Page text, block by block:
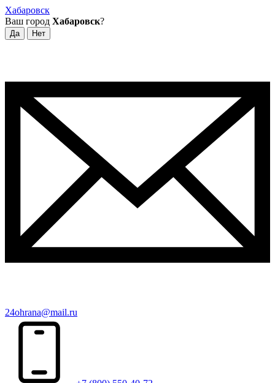
Хабаровск
Ваш город Хабаровск?
24ohrana@mail.ru